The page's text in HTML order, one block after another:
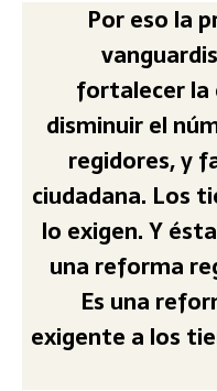
Por eso la
fortalecer la
disminuir el
regidores, y
ciudadana. Los
lo exigen. Y
una reforma
Es una
exigente a los